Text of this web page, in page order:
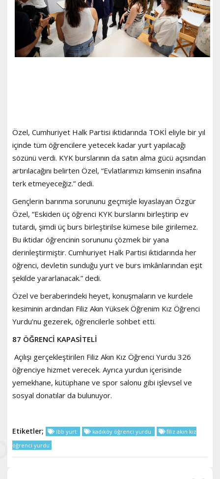
Özel, Cumhuriyet Halk Partisi iktidarında TOKİ eliyle bir yıl
içinde tüm öğrencilere yetecek kadar yurt yapılacağı
sözünü verdi. KYK burslarının da satın alma gücü açısından
artırılacağını belirten Özel, “Evlatlarımızı kimsenin insafına
terk etmeyeceğiz.” dedi.
Gençlerin barınma sorununu geçmişle kıyaslayan Özgür
Özel, “Eskiden üç öğrenci KYK burslarını birleştirip ev
tutardı, şimdi üç burs birleştirilse kümese bile girilemez.
Bu iktidar öğrencinin sorununu çözmek bir yana
derinleştirmiştir. Cumhuriyet Halk Partisi iktidarında her
öğrenci, devletin sunduğu yurt ve burs imkânlarından eşit
şekilde yararlanacak.” dedi.
Özel ve beraberindeki heyet, konuşmaların ve kurdele
kesiminin ardından Filiz Akın Yüksek Öğrenim Kız Öğrenci
Yurdu’nu gezerek, öğrencilerle sohbet etti.
87 ÖĞRENCİ KAPASİTELİ
Açılışı gerçekleştirilen Filiz Akın Kız Öğrenci Yurdu 326
öğrenciye hizmet verecek. Ayrıca yurdun içerisinde
yemekhane, kütüphane ve spor salonu gibi işlevsel ve
sosyal donatılar da bulunuyor.
Etiketler; ibb yurt kadıköy öğrenci yurdu
filiz akın kız
öğrenci yurdu